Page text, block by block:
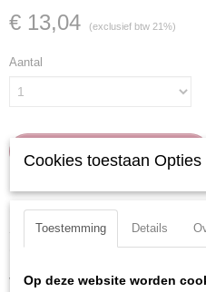
€ 13,04 (exclusief btw 21%)
Aantal
IN WINKELWAGEN
Specificaties
EAN code
Omschrijving
Verchroomd en voorzien van een
Cookies toestaan Opties
Toestemming Details
Op deze website worden